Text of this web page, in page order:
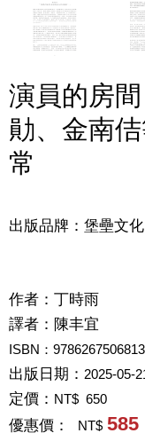
演員的房
勛、金南
常
出版品牌：堡壘文化
作者： 丁時雨
譯者： 陳丰宜
ISBN：9786267506813
出版日期： 2025-05-
定價： NT$ 650
優惠價： NT$ 585